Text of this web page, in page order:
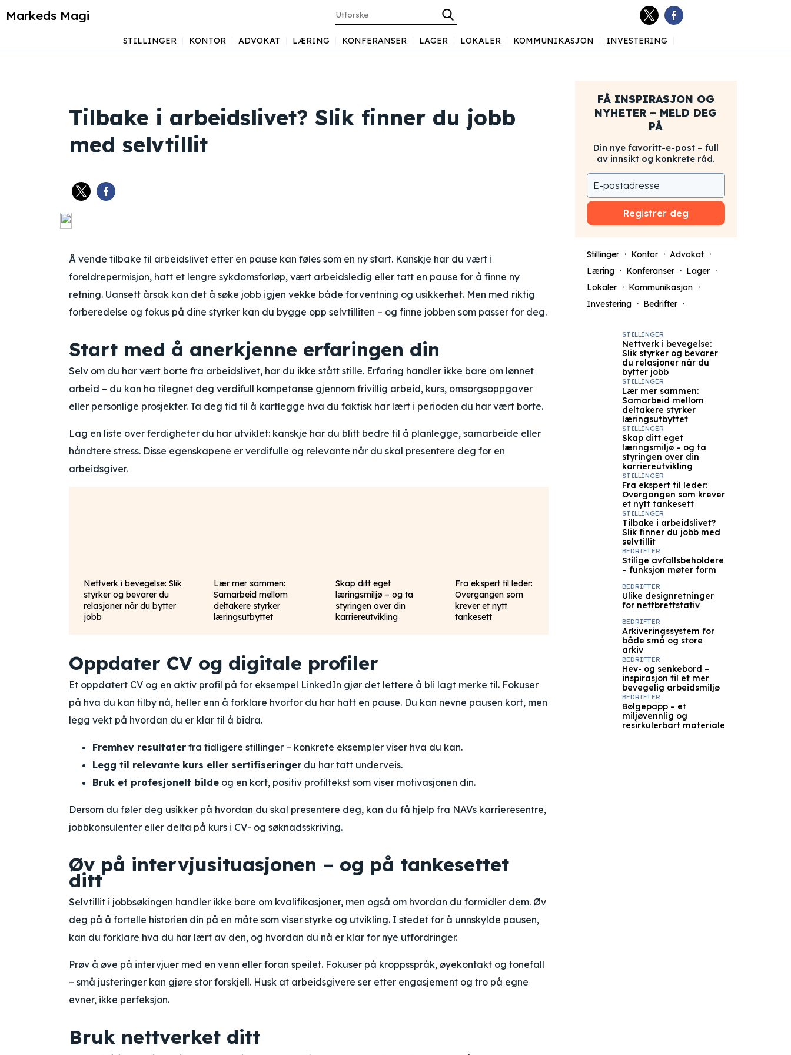
Markeds Magi
STILLINGER KONTOR ADVOKAT LÆRING KONFERANSER LAGER LOKALER KOMMUNIKASJON INVESTERING
Tilbake i arbeidslivet? Slik finner du jobb
med selvtillit
Å vende tilbake til arbeidslivet etter en pause kan føles som en ny start. Kanskje har du vært i
foreldrepermisjon, hatt et lengre sykdomsforløp, vært arbeidsledig eller tatt en pause for å finne ny
retning. Uansett årsak kan det å søke jobb igjen vekke både forventning og usikkerhet. Men med riktig
forberedelse og fokus på dine styrker kan du bygge opp selvtilliten – og finne jobben som passer for deg.
Start med å anerkjenne erfaringen din
Selv om du har vært borte fra arbeidslivet, har du ikke stått stille. Erfaring handler ikke bare om lønnet
arbeid – du kan ha tilegnet deg verdifull kompetanse gjennom frivillig arbeid, kurs, omsorgsoppgaver
eller personlige prosjekter. Ta deg tid til å kartlegge hva du faktisk har lært i perioden du har vært borte.
Lag en liste over ferdigheter du har utviklet: kanskje har du blitt bedre til å planlegge, samarbeide eller
håndtere stress. Disse egenskapene er verdifulle og relevante når du skal presentere deg for en
arbeidsgiver.
Nettverk i bevegelse: Slik
styrker og bevarer du
relasjoner når du bytter
jobb
Lær mer sammen:
Samarbeid mellom
deltakere styrker
læringsutbyttet
Skap ditt eget
læringsmiljø – og ta
styringen over din
karriereutvikling
Fra ekspert til leder:
Overgangen som
krever et nytt
tankesett
Oppdater CV og digitale profiler
Et oppdatert CV og en aktiv profil på for eksempel LinkedIn gjør det lettere å bli lagt merke til. Fokuser
på hva du kan tilby nå, heller enn å forklare hvorfor du har hatt en pause. Du kan nevne pausen kort, men
legg vekt på hvordan du er klar til å bidra.
Fremhev resultater fra tidligere stillinger – konkrete eksempler viser hva du kan.
Legg til relevante kurs eller sertifiseringer du har tatt underveis.
Bruk et profesjonelt bilde og en kort, positiv profiltekst som viser motivasjonen din.
Dersom du føler deg usikker på hvordan du skal presentere deg, kan du få hjelp fra NAVs karrieresentre,
jobbkonsulenter eller delta på kurs i CV- og søknadsskriving.
Øv på intervjusituasjonen – og på tankesettet
ditt
Selvtillit i jobbsøkingen handler ikke bare om kvalifikasjoner, men også om hvordan du formidler dem. Øv
deg på å fortelle historien din på en måte som viser styrke og utvikling. I stedet for å unnskylde pausen,
kan du forklare hva du har lært av den, og hvordan du nå er klar for nye utfordringer.
Prøv å øve på intervjuer med en venn eller foran speilet. Fokuser på kroppsspråk, øyekontakt og tonefall
– små justeringer kan gjøre stor forskjell. Husk at arbeidsgivere ser etter engasjement og tro på egne
evner, ikke perfeksjon.
Bruk nettverket ditt
FÅ INSPIRASJON OG
NYHETER – MELD DEG
PÅ
Din nye favoritt-e-post – full
av innsikt og konkrete råd.
Registrer deg
Stillinger Kontor
Advokat
Læring
Konferanser
Lager
Lokaler
Kommunikasjon
Investering
Bedrifter
Nettverk i bevegelse:
Slik styrker og bevarer
du relasjoner når du
bytter jobb
STILLINGER
Lær mer sammen:
Samarbeid mellom
deltakere styrker
læringsutbyttet
STILLINGER
Skap ditt eget
læringsmiljø – og ta
styringen over din
karriereutvikling
STILLINGER
Fra ekspert til leder:
Overgangen som krever
et nytt tankesett
STILLINGER
Tilbake i arbeidslivet?
Slik finner du jobb med
selvtillit
STILLINGER
Stilige avfallsbeholdere
– funksjon møter form
BEDRIFTER
Ulike designretninger
for nettbrettstativ
BEDRIFTER
Arkiveringssystem for
både små og store
arkiv
BEDRIFTER
Hev- og senkebord –
inspirasjon til et mer
bevegelig arbeidsmiljø
BEDRIFTER
Bølgepapp – et
miljøvennlig og
resirkulerbart materiale
BEDRIFTER